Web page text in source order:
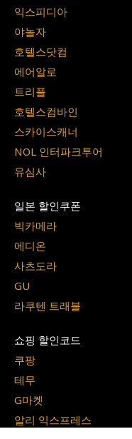
익스피디아
야놀자
호텔스닷컴
에어알로
트리플
호텔스컴바인
스카이스캐너
NOL 인터파크투어
유심사
일본 할인쿠폰
빅카메라
에디온
사츠도라
GU
라쿠텐 트래블
쇼핑 할인코드
쿠팡
테무
G마켓
알리 익스프레스